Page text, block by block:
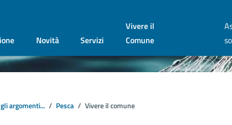
Novità Servizi
Vivere il
Comune
argomenti... Pesca Vivere il comune